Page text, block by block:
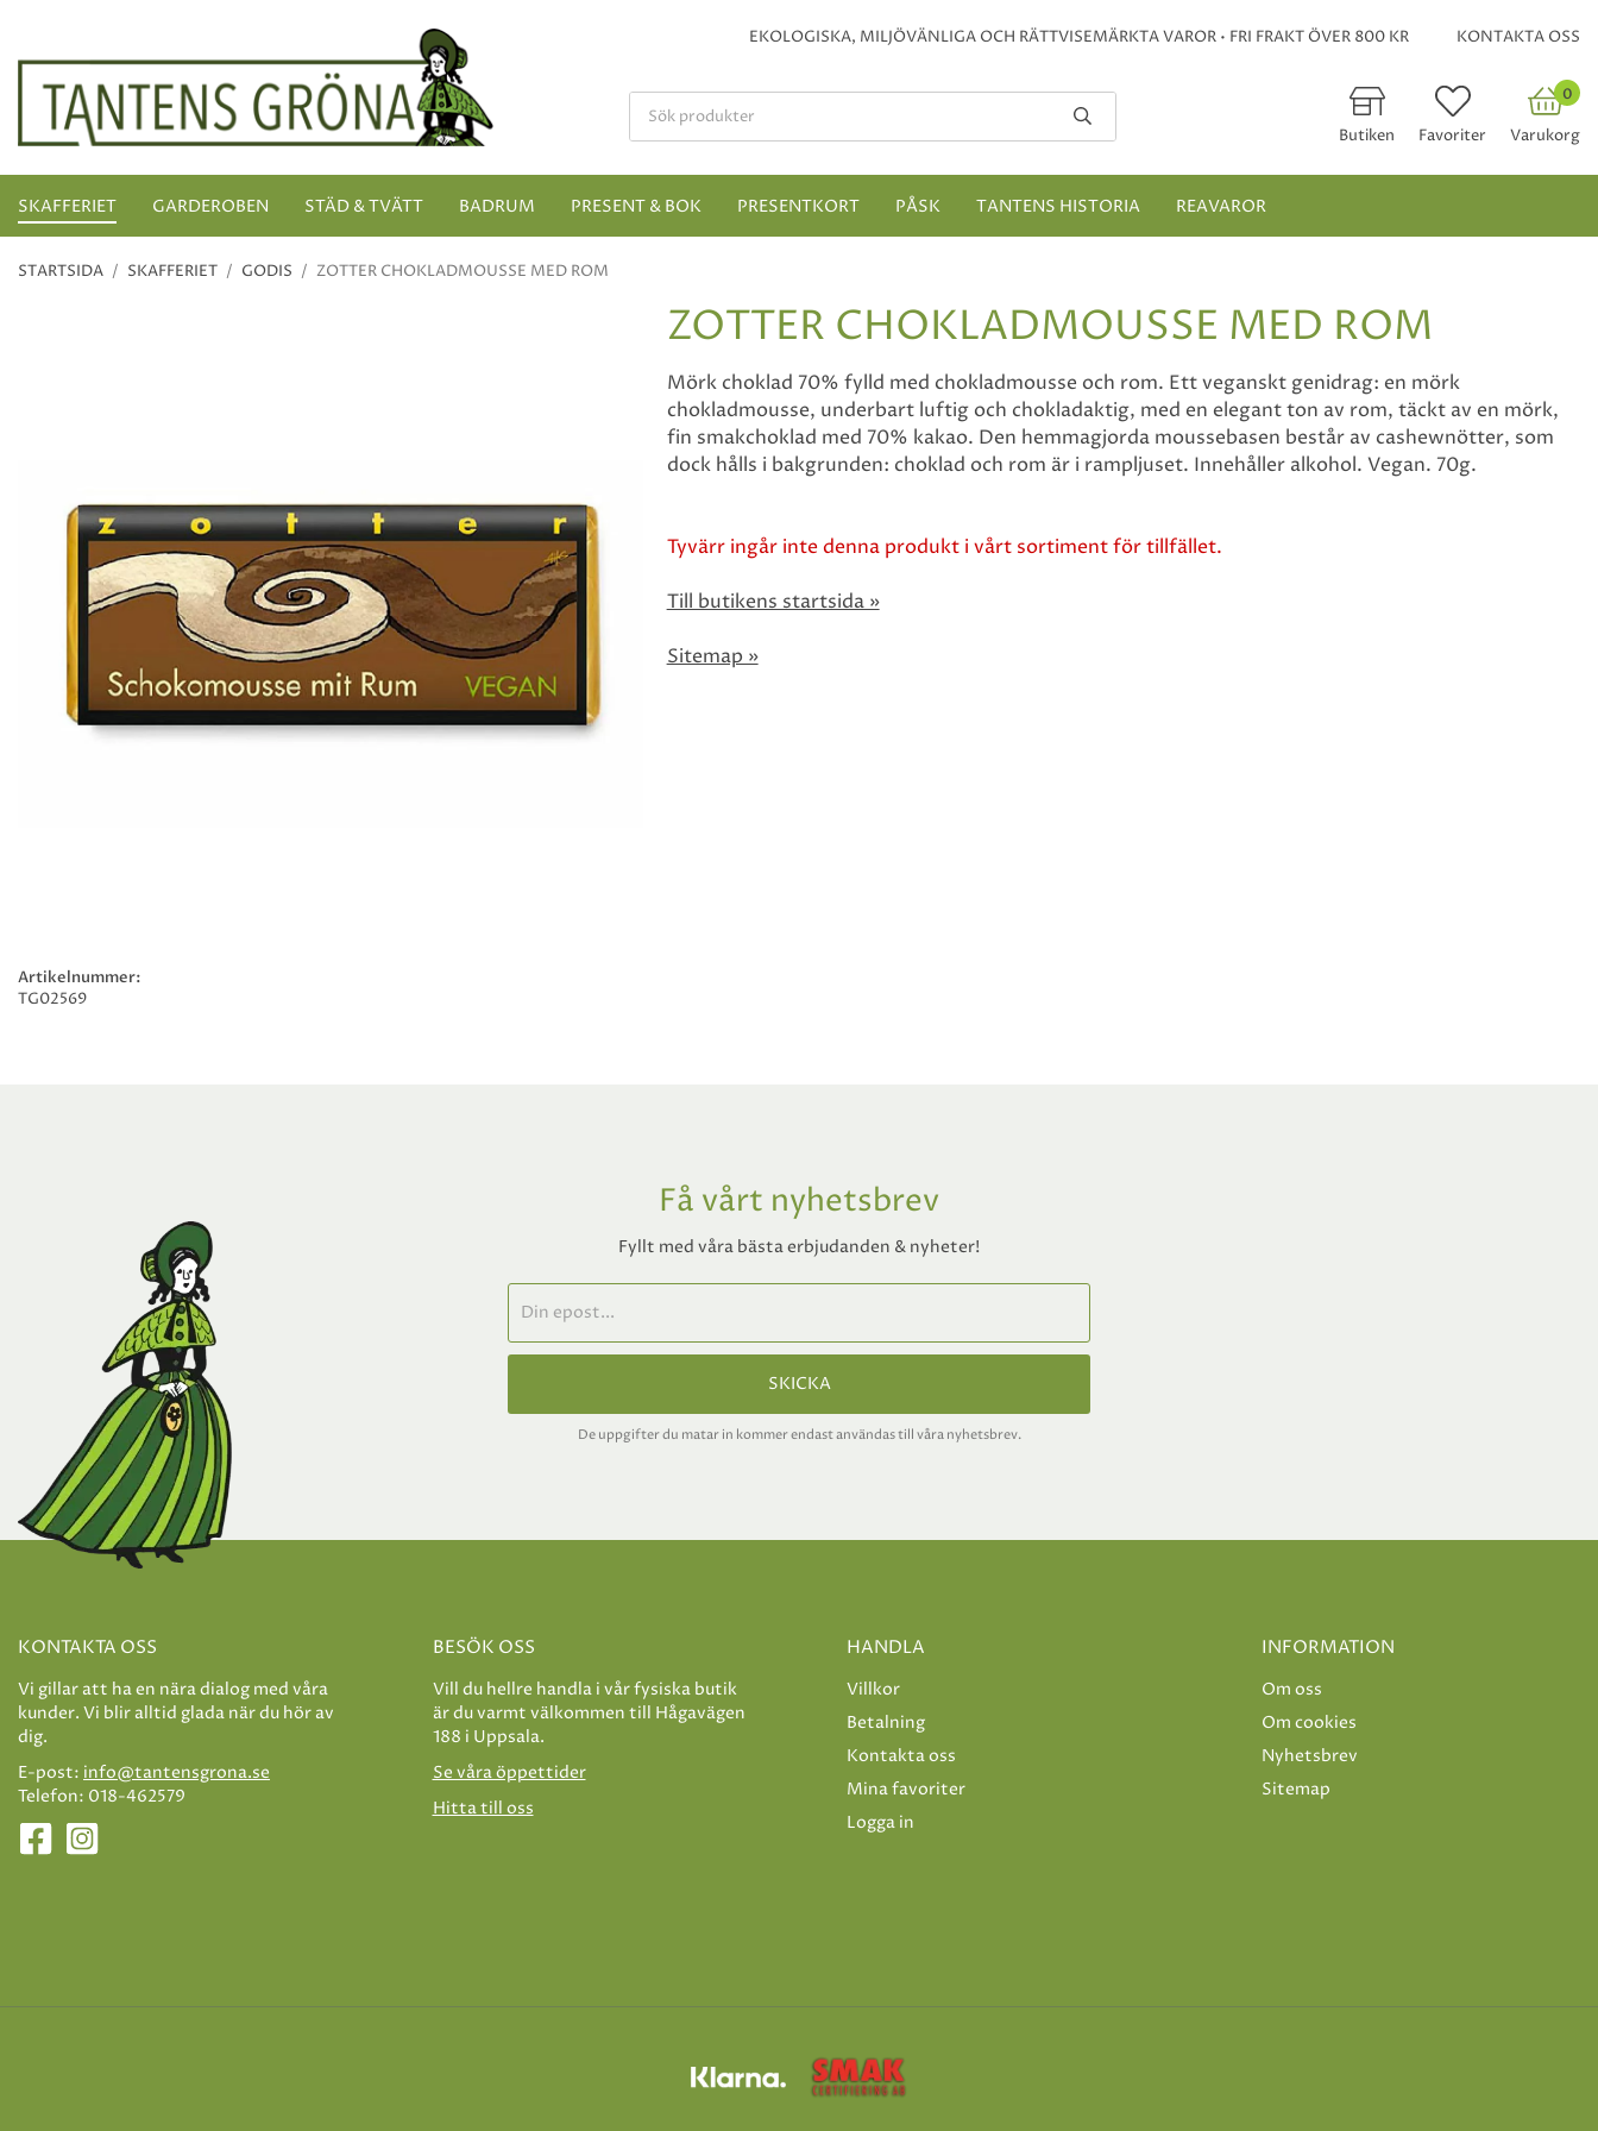
EKOLOGISKA, MILJÖVÄNLIGA OCH RÄTTVISEMÄRKTA VAROR • FRI FRAKT ÖVER 800 KR KONTAKTA OSS
Butiken Favoriter
0
Varukorg
SKAFFERIET GARDEROBEN STÄD & TVÄTT BADRUM PRESENT & BOK PRESENTKORT PÅSK TANTENS HISTORIA REAVAROR
STARTSIDA / SKAFFERIET / GODIS / ZOTTER CHOKLADMOUSSE MED ROM
ZOTTER CHOKLADMOUSSE MED ROM
Mörk choklad 70% fylld med chokladmousse och rom. Ett veganskt genidrag: en mörk
chokladmousse, underbart luftig och chokladaktig, med en elegant ton av rom, täckt av en mörk,
fin smakchoklad med 70% kakao. Den hemmagjorda moussebasen består av cashewnötter, som
dock hålls i bakgrunden: choklad och rom är i rampljuset. Innehåller alkohol. Vegan. 70g.
Tyvärr ingår inte denna produkt i vårt sortiment för tillfället.
Till butikens startsida »
Sitemap »
Artikelnummer:
TG02569
Få vårt nyhetsbrev
Fyllt med våra bästa erbjudanden & nyheter!
SKICKA
De uppgifter du matar in kommer endast användas till våra nyhetsbrev.
KONTAKTA OSS
Vi gillar att ha en nära dialog med våra
kunder. Vi blir alltid glada när du hör av
dig.
E-post: info@tantensgrona.se
Telefon: 018-462579
BESÖK OSS
Vill du hellre handla i vår fysiska butik
är du varmt välkommen till Hågavägen
188 i Uppsala.
Se våra öppettider
Hitta till oss
HANDLA
Villkor
Betalning
Kontakta oss
Mina favoriter
Logga in
INFORMATION
Om oss
Om cookies
Nyhetsbrev
Sitemap